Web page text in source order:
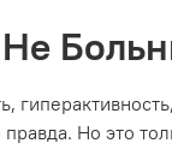
Но это